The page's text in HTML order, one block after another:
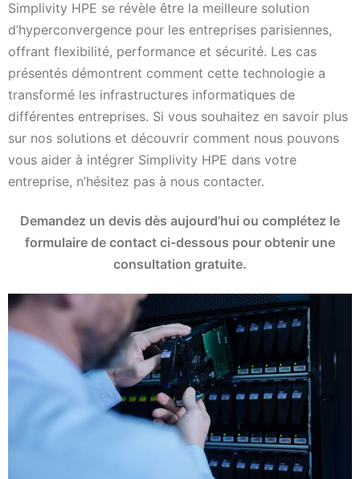
Simplivity HPE se révèle être la meilleure solution
d’hyperconvergence pour les entreprises parisiennes,
offrant flexibilité, performance et sécurité. Les cas
présentés démontrent comment cette technologie a
transformé les infrastructures informatiques de
différentes entreprises. Si vous souhaitez en savoir plus
sur nos solutions et découvrir comment nous pouvons
vous aider à intégrer Simplivity HPE dans votre
entreprise, n’hésitez pas à nous contacter.
Demandez un devis dès aujourd’hui ou complétez le
formulaire de contact ci-dessous pour obtenir une
consultation gratuite.